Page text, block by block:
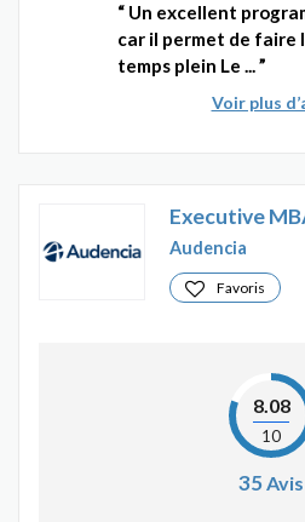
Un excellent
car il permet de faire
temps plein Le ...
Voir plus
Executive
Audencia
Favoris
8.08
10
35Avis